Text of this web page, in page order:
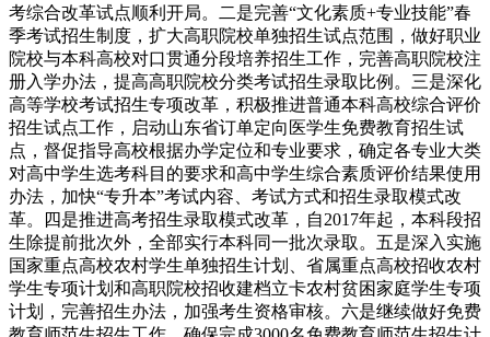
考综合改革试点顺利开局。二是完善“文化素质+专业技能”春
季考试招生制度，扩大高职院校单独招生试点范围，做好职业
院校与本科高校对口贯通分段培养招生工作，完善高职院校注
册入学办法，提高高职院校分类考试招生录取比例。三是深化
高等学校考试招生专项改革，积极推进普通本科高校综合评价
招生试点工作，启动山东省订单定向医学生免费教育招生试
点，督促指导高校根据办学定位和专业要求，确定各专业大类
对高中学生选考科目的要求和高中学生综合素质评价结果使用
办法，加快“专升本”考试内容、考试方式和招生录取模式改
革。四是推进高考招生录取模式改革，自2017年起，本科段招
生除提前批次外，全部实行本科同一批次录取。五是深入实施
国家重点高校农村学生单独招生计划、省属重点高校招收农村
学生专项计划和高职院校招收建档立卡农村贫困家庭学生专项
计划，完善招生办法，加强考生资格审核。六是继续做好免费